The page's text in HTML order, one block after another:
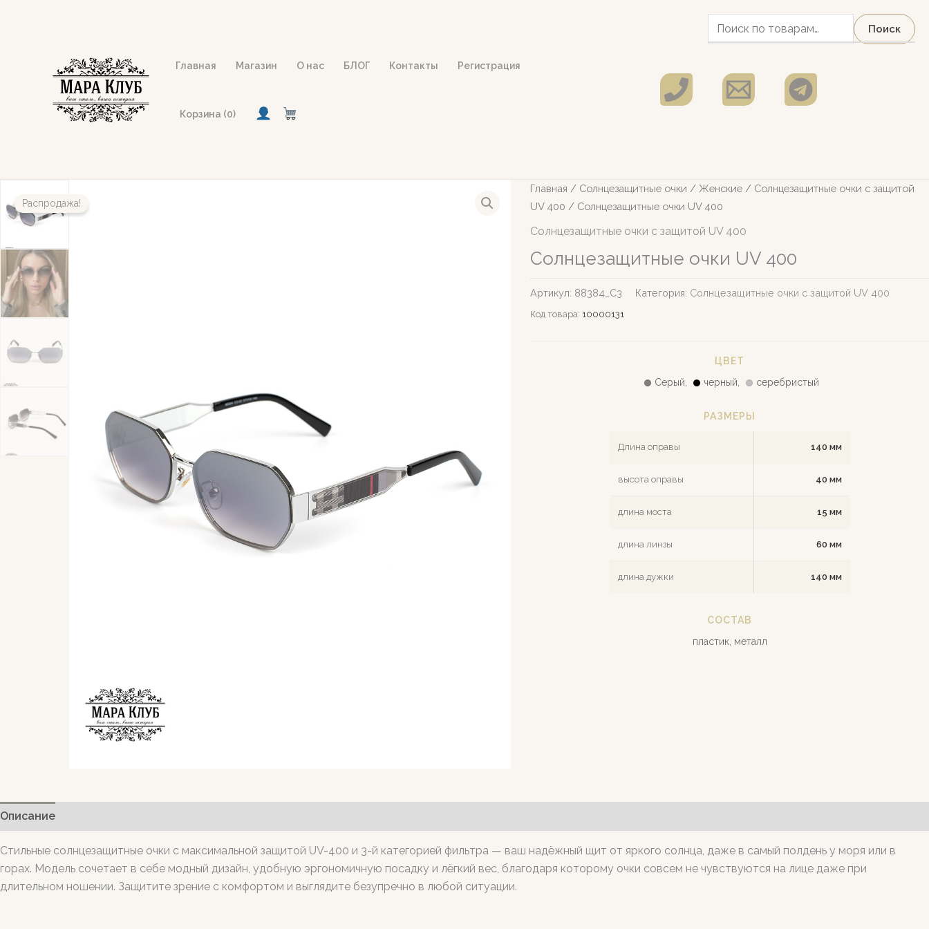
Главная Магазин О нас БЛОГ Контакты Регистрация
Корзина (0)
Искать:
Поиск
Распродажа!
Главная / Солнцезащитные очки / Женские / Солнцезащитные очки c защитой
UV 400 / Солнцезащитные очки UV 400
Солнцезащитные очки c защитой UV 400
Солнцезащитные очки UV 400
Артикул: 88384_С3 Категория: Солнцезащитные очки c защитой UV 400
Код товара: 10000131
ЦВЕТ
Серый,
черный, серебристый
РАЗМЕРЫ
Длина оправы 140 мм
высота оправы 40 мм
длина моста 15 мм
длина линзы 60 мм
длина дужки 140 мм
СОСТАВ
пластик, металл
Описание
Стильные солнцезащитные очки с максимальной защитой UV-400 и 3-й категорией фильтра — ваш надёжный щит от яркого солнца, даже в самый полдень у моря или в
горах. Модель сочетает в себе модный дизайн, удобную эргономичную посадку и лёгкий вес, благодаря которому очки совсем не чувствуются на лице даже при
длительном ношении. Защитите зрение с комфортом и выглядите безупречно в любой ситуации.